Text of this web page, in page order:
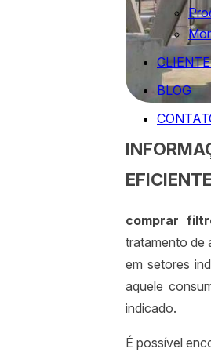
BLOG
EFICIENTE
comprar
tratamento de
em setores
aquele
indicado.
É possível